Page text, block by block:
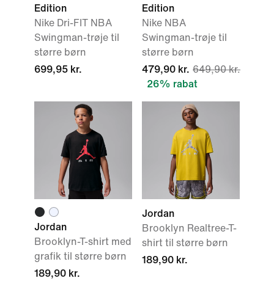
Edition
Nike Dri-FIT NBA
Swingman-trøje til
større børn
699,95 kr.
Edition
Nike NBA
Swingman-trøje til
større børn
479,90 kr. 649,90 kr.
26% rabat
Jordan
Brooklyn-T-shirt med
grafik til større børn
189,90 kr.
Jordan
Brooklyn Realtree-T-
shirt til større børn
189,90 kr.